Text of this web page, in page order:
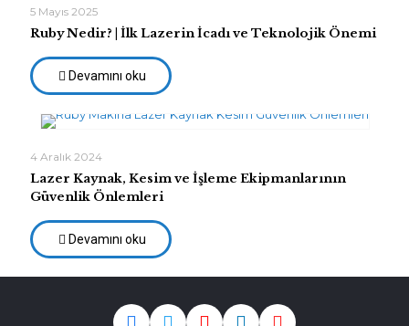
5 Mayıs 2025
Ruby Nedir? | İlk Lazerin İcadı ve Teknolojik Önemi
Devamını oku
4 Aralık 2024
Lazer Kaynak, Kesim ve İşleme Ekipmanlarının
Güvenlik Önlemleri
Devamını oku